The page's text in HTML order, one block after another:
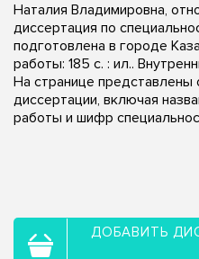
Наталия Владимировна,
диссертация по
подготовлена в городе
работы: 185 с. : ил..
На странице представлены
диссертации, включая
работы и шифр
ДОБАВИТЬ